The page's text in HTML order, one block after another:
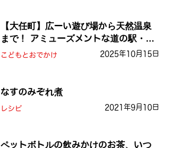
【大任町】広ーい遊び場から天然温泉
まで！ アミューズメントな道の駅・お
おとう桜街道
こどもとおでかけ 2025年10月15日
なすのみぞれ煮
レシピ 2021年9月10日
ペットボトルの飲みかけのお茶、いつ